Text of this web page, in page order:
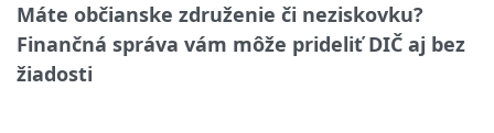
Máte občianske združenie či neziskovku?
Finančná správa vám môže prideliť DIČ aj bez
žiadosti